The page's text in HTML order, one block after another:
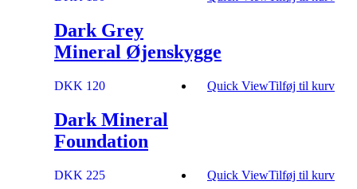
Dark Grey
Mineral Øjenskygge
DKK 120 Tilføj til kurv
Quick View
Dark Mineral
Foundation
DKK 225 Tilføj til kurv
Quick View